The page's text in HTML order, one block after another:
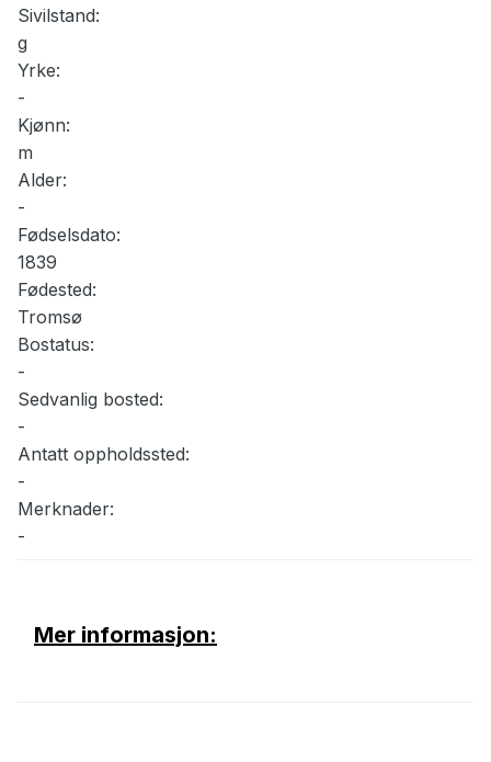
Sivilstand:
g
Yrke:
-
Kjønn:
m
Alder:
-
Fødselsdato:
1839
Fødested:
Tromsø
Bostatus:
-
Sedvanlig bosted:
-
Antatt oppholdssted:
-
Merknader:
-
Mer informasjon: